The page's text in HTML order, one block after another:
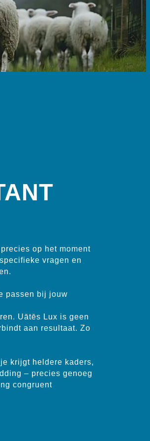
op het moment
vragen en
passen bij jouw
Uātēs Lux is geen
aan resultaat. Zo
krijgt heldere kaders,
– precies genoeg
congruent